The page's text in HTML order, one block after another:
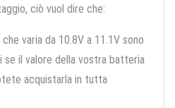
ciò vuol dire che:
varia da 10.8V a 11.1V sono
se il valore della vostra batteria
acquistarla in tutta